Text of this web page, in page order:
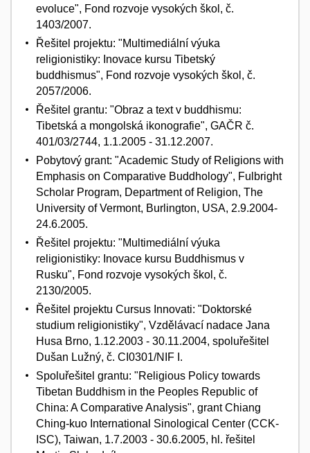
evoluce", Fond rozvoje vysokých škol, č.
1403/2007.
Řešitel projektu: "Multimediální výuka
religionistiky: Inovace kursu Tibetský
buddhismus", Fond rozvoje vysokých škol, č.
2057/2006.
Řešitel grantu: "Obraz a text v buddhismu:
Tibetská a mongolská ikonografie", GAČR č.
401/03/2744, 1.1.2005 - 31.12.2007.
Pobytový grant: "Academic Study of Religions with
Emphasis on Comparative Buddhology", Fulbright
Scholar Program, Department of Religion, The
University of Vermont, Burlington, USA, 2.9.2004-
24.6.2005.
Řešitel projektu: "Multimediální výuka
religionistiky: Inovace kursu Buddhismus v
Rusku", Fond rozvoje vysokých škol, č.
2130/2005.
Řešitel projektu Cursus Innovati: "Doktorské
studium religionistiky", Vzdělávací nadace Jana
Husa Brno, 1.12.2003 - 30.11.2004, spoluřešitel
Dušan Lužný, č. CI0301/NIF I.
Spoluřešitel grantu: "Religious Policy towards
Tibetan Buddhism in the Peoples Republic of
China: A Comparative Analysis", grant Chiang
Ching-kuo International Sinological Center (CCK-
ISC), Taiwan, 1.7.2003 - 30.6.2005, hl. řešitel